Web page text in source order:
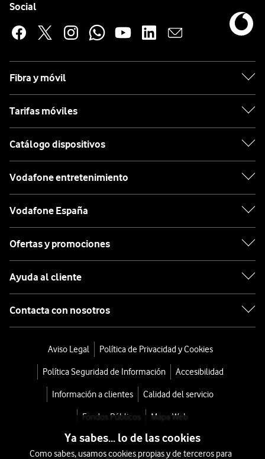
Social
Fibra y móvil
Tarifas móviles
Catálogo dispositivos
Vodafone entretenimiento
Vodafone España
Ofertas y promociones
Ayuda al cliente
Contacta con nosotros
Aviso Legal Política de Privacidad y Cookies
Política Seguridad de Información Accesibilidad
Información a clientes Calidad del servicio
Fondos Públicos Mapa Web
Ya sabes... lo de las cookies
Como sabes, usamos cookies propias y de terceros para